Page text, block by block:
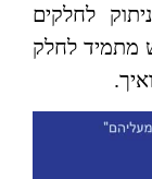
לחלקים
מתמיד לחלק